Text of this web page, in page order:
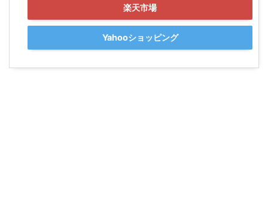
楽天市場
Yahooショッピング